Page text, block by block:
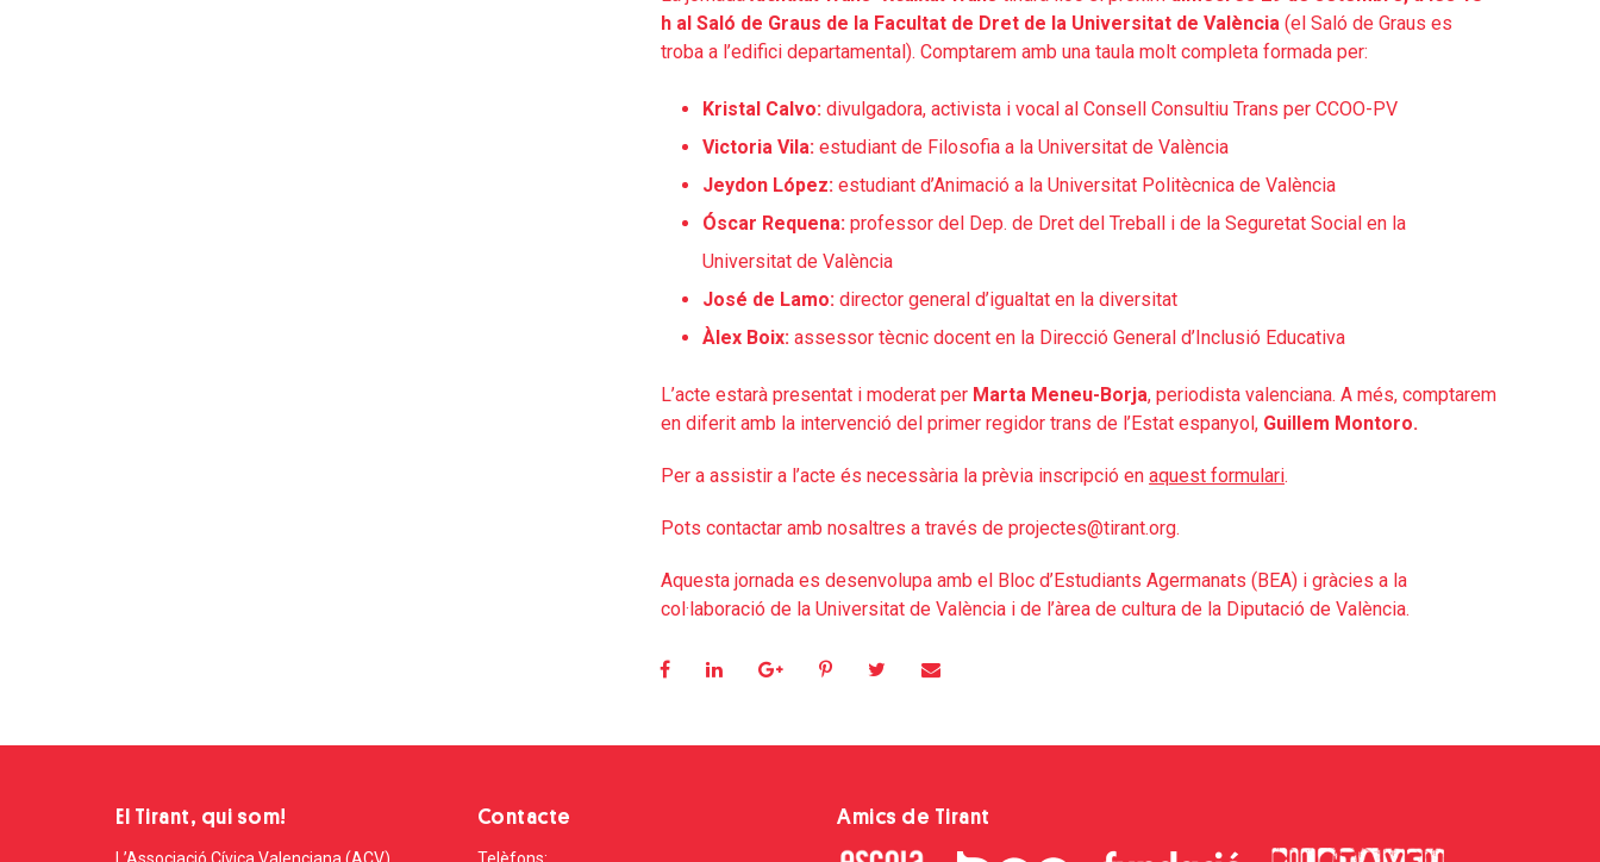
h al Saló de Graus de la Facultat de Dret de la Universitat de València (el Saló de Graus es
troba a l’edifici departamental). Comptarem amb una taula molt completa formada per:
Kristal Calvo: divulgadora, activista i vocal al Consell Consultiu Trans per CCOO-PV
Victoria Vila: estudiant de Filosofia a la Universitat de València
Jeydon López: estudiant d’Animació a la Universitat Politècnica de València
Óscar Requena: professor del Dep. de Dret del Treball i de la Seguretat Social en la
Universitat de València
José de Lamo: director general d’igualtat en la diversitat
Àlex Boix: assessor tècnic docent en la Direcció General d’Inclusió Educativa
L’acte estarà presentat i moderat per Marta Meneu-Borja, periodista valenciana. A més, comptarem
en diferit amb la intervenció del primer regidor trans de l’Estat espanyol, Guillem Montoro.
Per a assistir a l’acte és necessària la prèvia inscripció en aquest formulari.
Pots contactar amb nosaltres a través de projectes@tirant.org.
Aquesta jornada es desenvolupa amb el Bloc d’Estudiants Agermanats (BEA) i gràcies a la
col·laboració de la Universitat de València i de l’àrea de cultura de la Diputació de València.
El Tirant, qui som! Contacte Amics de Tirant